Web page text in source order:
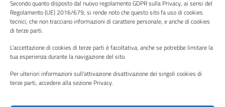
Secondo quanto disposto dal nuovo regolamento GDPR sulla Privacy, ai sensi del
Regolamento (UE) 2016/679, si rende noto che questo sito fa uso di cookies
tecnici, che non tracciano informazioni di carattere personale, e anche di cookies
di terze parti.
L'accettazione di cookies di terze parti è facoltativa, anche se potrebbe limitare la
tua esperienza durante la navigazione del sito.
Per ulteriori informazioni sull'attivazione disattivazione dei singoli cookies di
terze parti, accedere alla sezione Privacy.
Informativa privacy
Note legali
Piano di miglioramento del sito